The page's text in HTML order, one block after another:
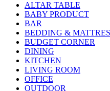
ALTAR TABLE
BABY PRODUCT
BAR
BEDDING &
BUDGET CORNER
DINING
KITCHEN
LIVING ROOM
OFFICE
OUTDOOR